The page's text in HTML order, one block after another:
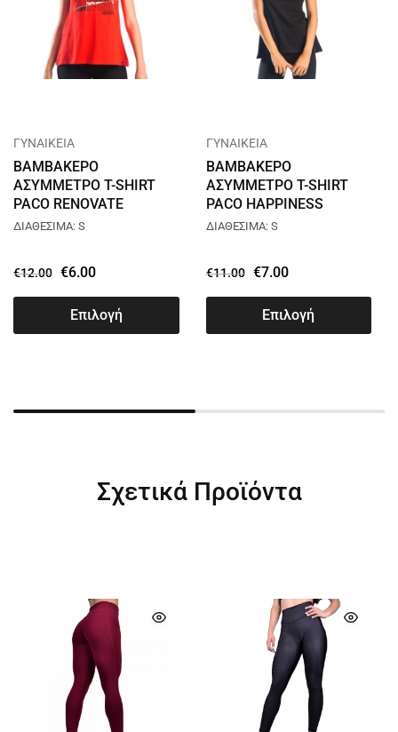
ΓΥΝΑΙΚΕΙΑ
ΒΑΜΒΑΚΕΡΟ
ΑΣΥΜΜΕΤΡΟ T-SHIRT
PACO RENOVATE
ΚΟΚΚΙΝΟ 13410
ΔΙΑΘΕΣΙΜΑ: S
€12.00 €6.00
Επιλογή
ΓΥΝΑΙΚΕΙΑ
ΒΑΜΒΑΚΕΡΟ
ΑΣΥΜΜΕΤΡΟ T-SHIRT
PACO HAPPINESS
ΜΑΥΡΟ 13463
ΔΙΑΘΕΣΙΜΑ: S
€11.00 €7.00
Επιλογή
Σχετικά Προϊόντα